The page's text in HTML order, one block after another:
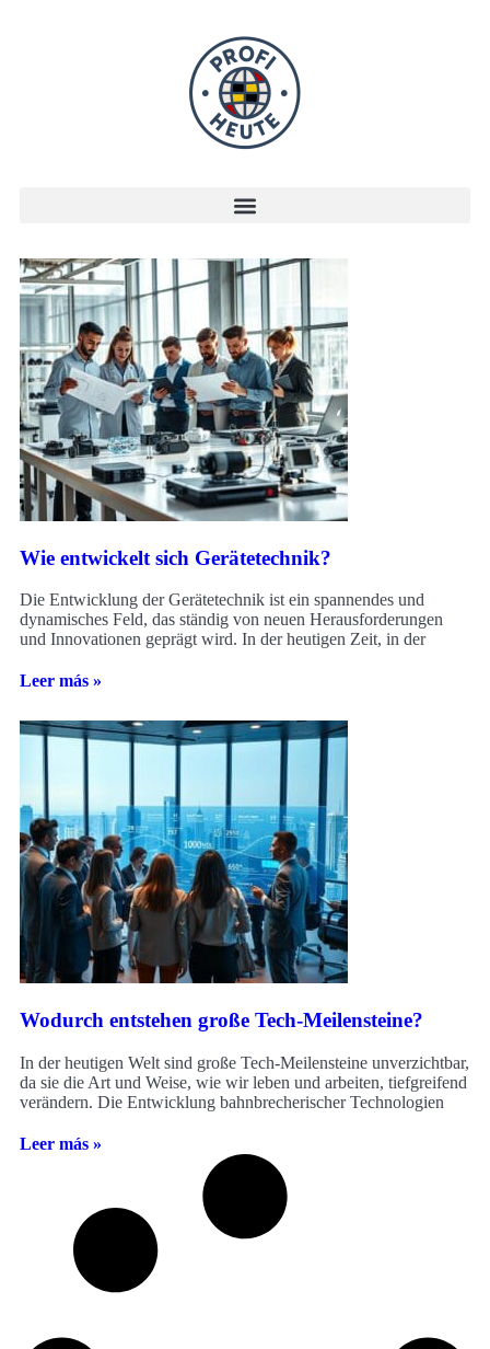
Wie entwickelt sich Gerätetechnik?
Die Entwicklung der Gerätetechnik ist ein spannendes und
dynamisches Feld, das ständig von neuen Herausforderungen
und Innovationen geprägt wird. In der heutigen Zeit, in der
Leer más »
Wodurch entstehen große Tech-Meilensteine?
In der heutigen Welt sind große Tech-Meilensteine unverzichtbar,
da sie die Art und Weise, wie wir leben und arbeiten, tiefgreifend
verändern. Die Entwicklung bahnbrecherischer Technologien
Leer más »